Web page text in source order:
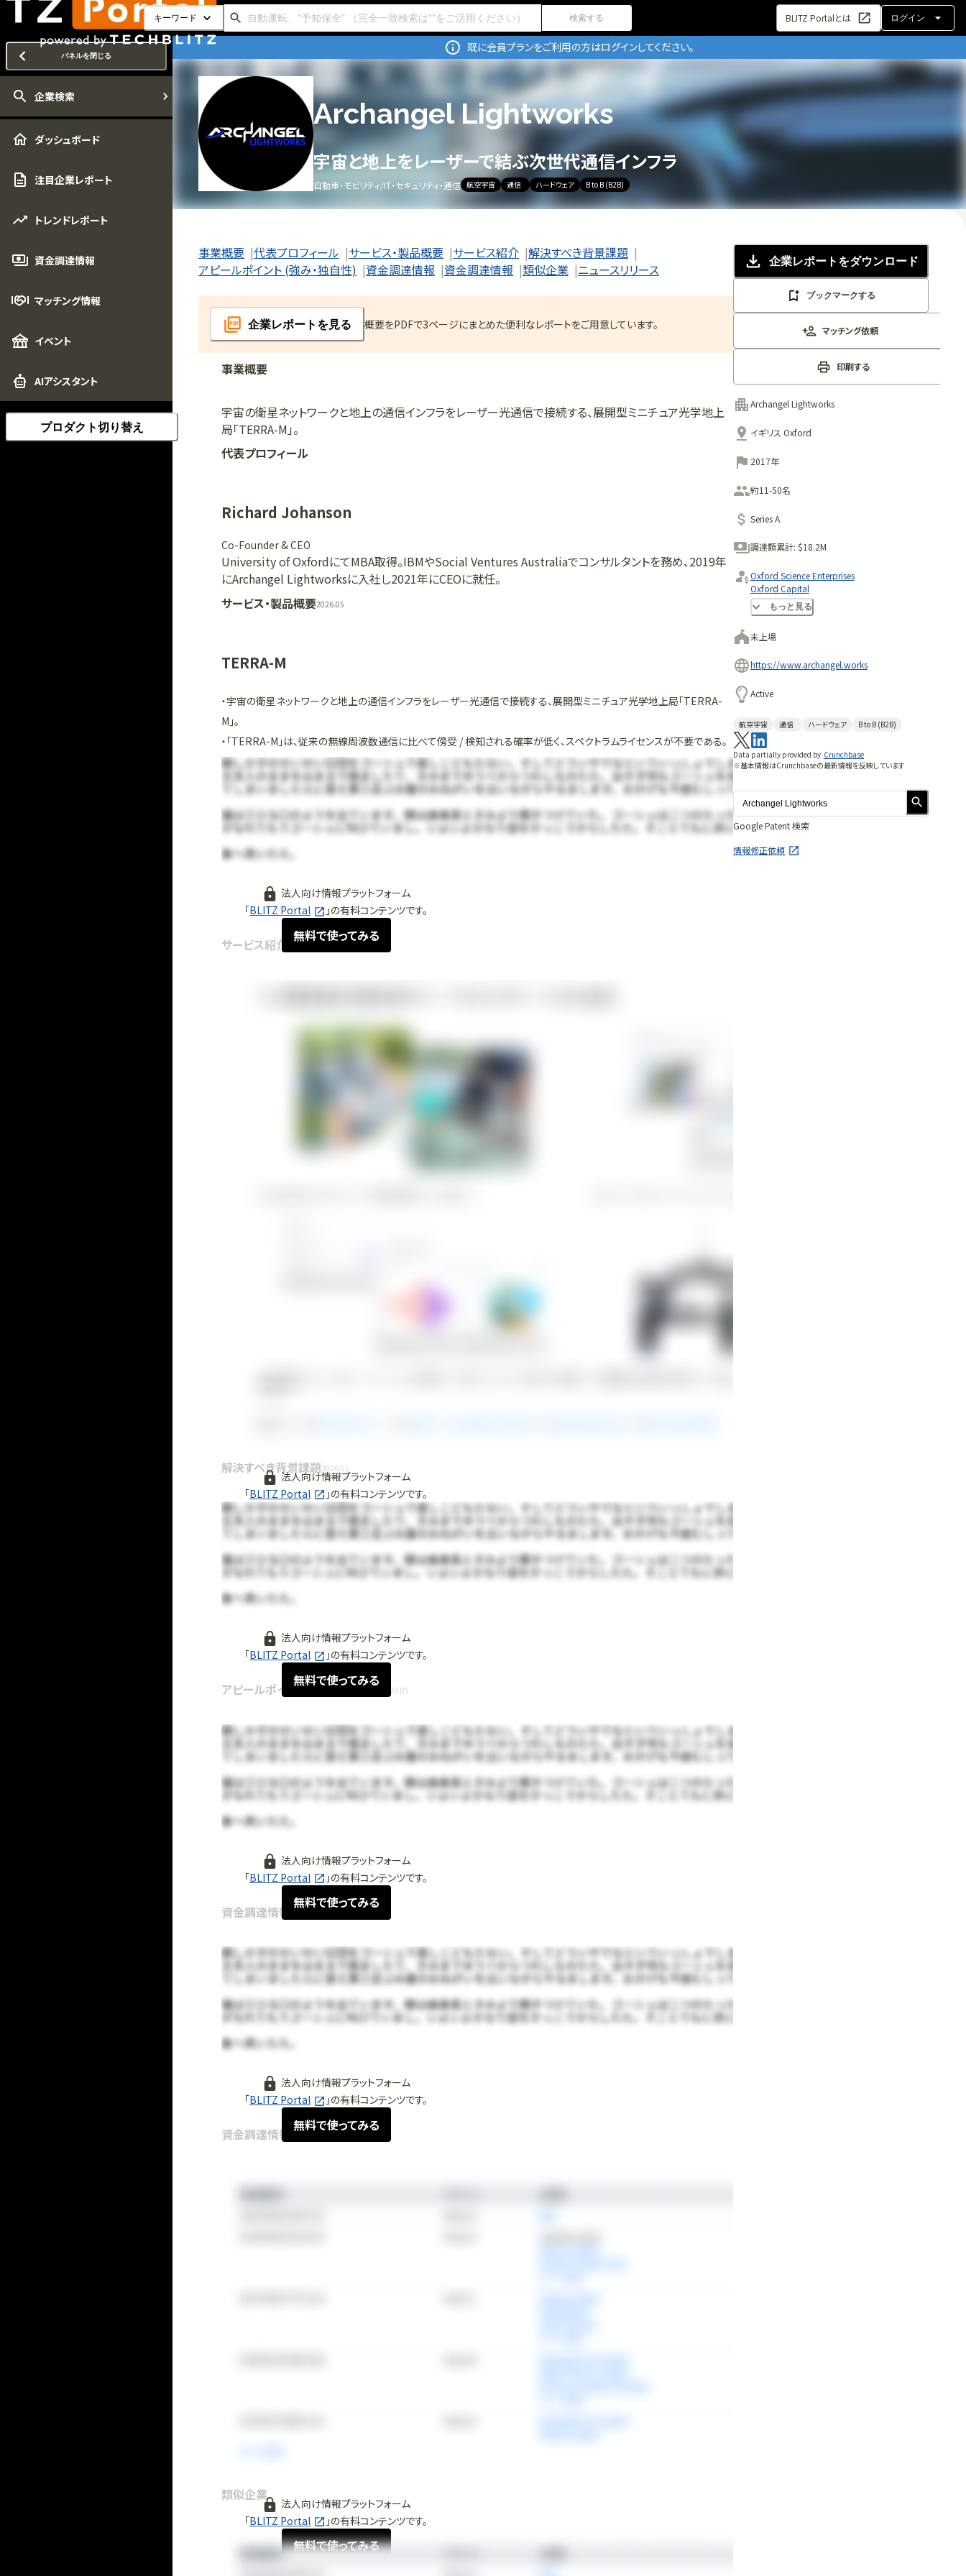
キーワード 検索する BLITZ Portalとは ログイン
パネルを閉じる
企業検索
ダッシュボード
注目企業レポート
トレンドレポート
資金調達情報
マッチング情報
イベント
AIアシスタント
プロダクト切り替え
既に会員プランをご利用の方はログインしてください。
Archangel Lightworks
宇宙と地上をレーザーで結ぶ次世代通信インフラ
自動車・モビリティ/IT・セキュリティ・通信 航空宇宙 通信 ハードウェア B to B (B2B)
事業概要 サービス・製品概要 サービス紹介 解決すべき背景課題
アピールポイント (強み・独自性)
資金調達情報
代表プロフィール
資金調達情報
類似企業 ニュースリリース
企業レポート を見る 概要をPDFで3ページにまとめた便利なレポートをご用意しています。
事業概要
宇宙の衛星ネットワークと地上の通信インフラをレーザー光通信で接続する、展開型ミニチュア光学地上
局「TERRA-M」。
サービス・製品概要2026.05
TERRA-M
・宇宙の衛星ネットワークと地上の通信インフラをレーザー光通信で接続する、展開型ミニチュア光学地上局「TERRA-
M」。
・「TERRA-M」は、従来の無線周波数通信に比べて傍受 / 検知される確率が低く、スペクトラムライセンスが不要である。
法人向け情報プラットフォーム
「BLITZ Portal 」の有料コンテンツです。
無料で使ってみる
サービス紹介
法人向け情報プラットフォーム
「BLITZ Portal 」の有料コンテンツです。
無料で使ってみる
解決すべき背景課題2026.05
法人向け情報プラットフォーム
「BLITZ Portal 」の有料コンテンツです。
無料で使ってみる
アピールポイント (強み・独自性) 2026.05
法人向け情報プラットフォーム
「BLITZ Portal 」の有料コンテンツです。
無料で使ってみる
資金調達情報
法人向け情報プラットフォーム
「BLITZ Portal 」の有料コンテンツです。
無料で使ってみる
代表プロフィール
Richard Johanson
Co-Founder & CEO
University of OxfordにてMBA取得。IBMやSocial Ventures Australiaでコンサルタントを務め、2019年
にArchangel Lightworksに入社し2021年にCEOに就任。
資金調達情報
法人向け情報プラットフォーム
「BLITZ Portal 」の有料コンテンツです。
無料で使ってみる
類似企業
企業レポート をダウンロード
ブックマークする
マッチング依頼
印刷する
Archangel Lightworks
イギリス Oxford
2017年
約11-50名
Series A
調達額累計: $18.2M
Oxford Science Enterprises
Oxford Capital
Blackfinch Ventures
もっと見る
未上場
https://www.archangel.works
Active
航空宇宙 通信 ハードウェア B to B (B2B)
Data partially provided by Crunchbase
※基本情報はCrunchbaseの最新情報を反映しています
Google Patent 検索
情報修正依頼